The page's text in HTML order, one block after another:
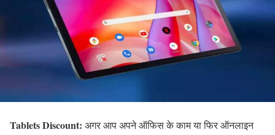
Tablets Discount: अगर आप अपने ऑफिस के काम या फिर ऑनलाइन